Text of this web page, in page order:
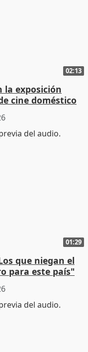
02:13
la exposición
cine doméstico
01:29
que niegan el
para este país"